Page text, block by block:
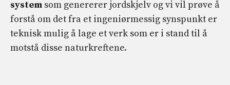
system som genererer jordskjelv og vi vil prøve å
forstå om det fra et ingeniørmessig synspunkt er
teknisk mulig å lage et verk som er i stand til å
motstå disse naturkreftene.